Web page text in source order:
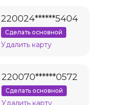
220024******5404
Сделать основной
Удалить карту
220070******0572
Сделать основной
Удалить карту